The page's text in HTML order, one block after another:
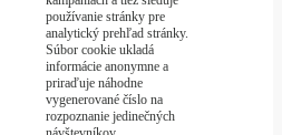
používanie stránky pre
analytický prehľad stránky.
Súbor cookie ukladá
informácie anonymne a
priraďuje náhodne
vygenerované číslo na
rozpoznanie jedinečných